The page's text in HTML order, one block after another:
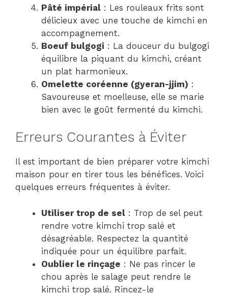
Pâté impérial : Les rouleaux frits sont
délicieux avec une touche de kimchi en
accompagnement.
Boeuf bulgogi : La douceur du bulgogi
équilibre la piquant du kimchi, créant
un plat harmonieux.
Omelette coréenne (gyeran-jjim) :
Savoureuse et moelleuse, elle se marie
bien avec le goût fermenté du kimchi.
Erreurs Courantes à Éviter
Il est important de bien préparer votre kimchi
maison pour en tirer tous les bénéfices. Voici
quelques erreurs fréquentes à éviter.
Utiliser trop de sel : Trop de sel peut
rendre votre kimchi trop salé et
désagréable. Respectez la quantité
indiquée pour un équilibre parfait.
Oublier le rinçage : Ne pas rincer le
chou après le salage peut rendre le
kimchi trop salé. Rincez-le